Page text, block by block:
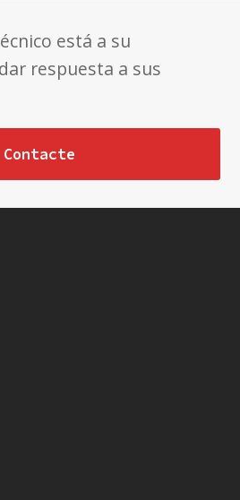
está a su
respuesta a sus
Contacte